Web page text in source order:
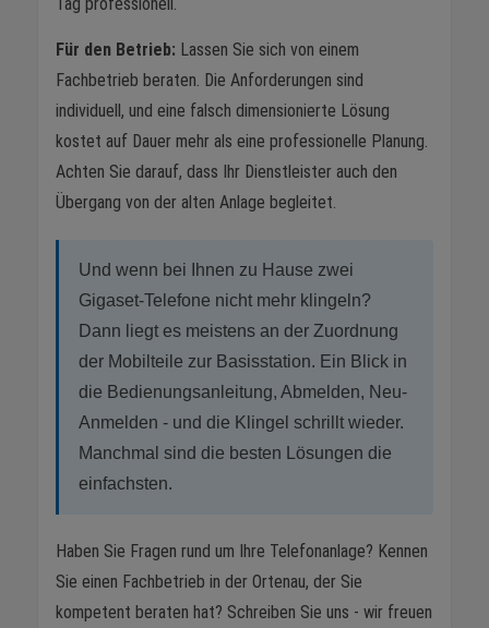
Für den Betrieb: Lassen Sie sich von einem
Fachbetrieb beraten. Die Anforderungen sind
individuell, und eine falsch dimensionierte Lösung
kostet auf Dauer mehr als eine professionelle Planung.
Achten Sie darauf, dass Ihr Dienstleister auch den
Übergang von der alten Anlage begleitet.
Und wenn bei Ihnen zu Hause zwei
Gigaset-Telefone nicht mehr klingeln?
Dann liegt es meistens an der Zuordnung
der Mobilteile zur Basisstation. Ein Blick in
die Bedienungsanleitung, Abmelden, Neu-
Anmelden - und die Klingel schrillt wieder.
Manchmal sind die besten Lösungen die
einfachsten.
Haben Sie Fragen rund um Ihre Telefonanlage? Kennen
Sie einen Fachbetrieb in der Ortenau, der Sie
kompetent beraten hat? Schreiben Sie uns - wir freuen